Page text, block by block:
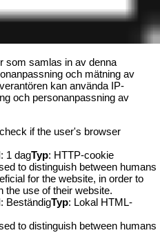
som samlas in av denna
och mätning av
kan använda IP-
och personanpassning av
if the user's browser
: 1 dagTyp: HTTP-cookie
to distinguish between humans
for the website, in order to
the use of their website.
: BeständigTyp: Lokal HTML-
to distinguish between humans